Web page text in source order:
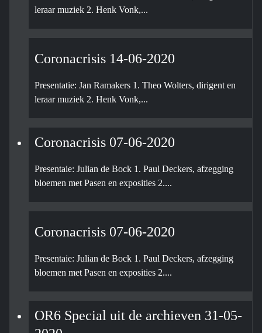
leraar muziek 2. Henk Vonk,...
Coronacrisis 14-06-2020
Presentatie: Jan Ramakers 1. Theo Wolters, dirigent en
leraar muziek 2. Henk Vonk,...
Coronacrisis 07-06-2020
Presentaie: Julian de Bock 1. Paul Deckers, afzegging
bloemen met Pasen en exposities 2....
Coronacrisis 07-06-2020
Presentaie: Julian de Bock 1. Paul Deckers, afzegging
bloemen met Pasen en exposities 2....
OR6 Special uit de archieven 31-05-